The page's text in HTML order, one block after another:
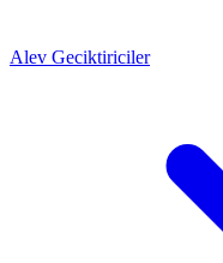
Alev Geciktiriciler